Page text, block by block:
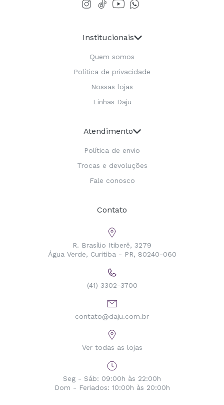
Institucionais
Quem somos
Política de privacidade
Nossas lojas
Linhas Daju
Atendimento
Política de envio
Trocas e devoluções
Fale conosco
Contato
R. Brasílio Itiberê, 3279
Água Verde, Curitiba - PR, 80240-060
(41) 3302-3700
contato@daju.com.br
Ver todas as lojas
Seg - Sáb: 09:00h às 22:00h
Dom - Feriados: 10:00h às 20:00h